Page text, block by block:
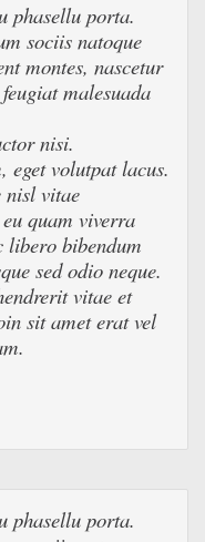
phasellu porta.
sociis natoque
montes, nascetur
malesuada
nisi.
eget volutpat lacus.
nisl vitae
quam viverra
libero bibendum
sed odio neque.
vitae et
sit amet erat vel
phasellu porta.